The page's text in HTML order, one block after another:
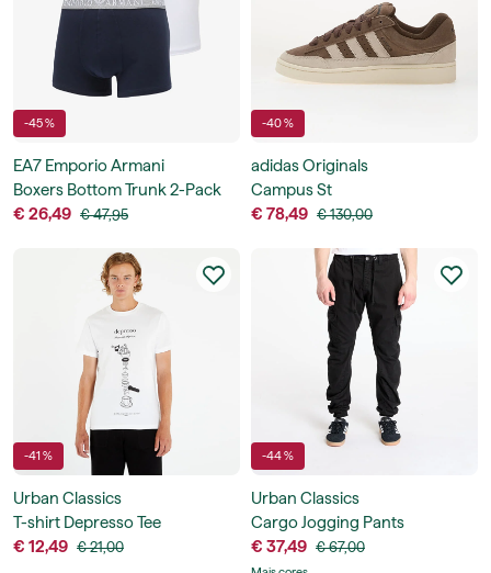
-45 %
EA7 Emporio Armani
Boxers Bottom Trunk 2-Pack
€ 26,49 € 47,95
-40 %
adidas Originals
Campus St
€ 78,49 € 130,00
-41 %
Urban Classics
T-shirt Depresso Tee
€ 12,49 € 21,00
-44 %
Urban Classics
Cargo Jogging Pants
€ 37,49 € 67,00